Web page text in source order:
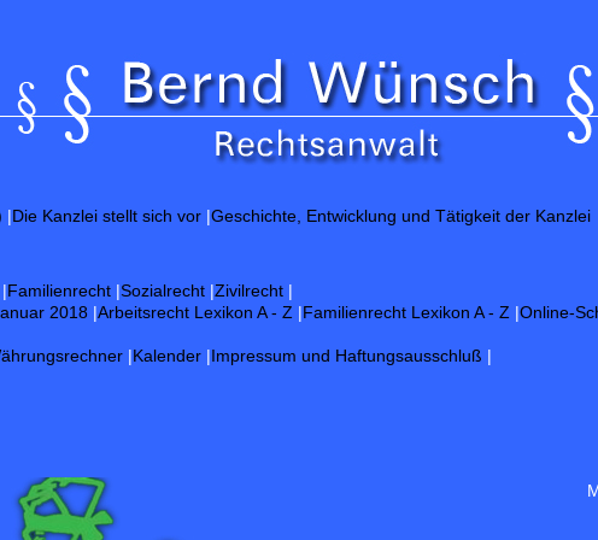
|Die Kanzlei stellt sich vor |Geschichte, Entwicklung und Tätigkeit der Kanzlei
|Familienrecht |Sozialrecht |Zivilrecht |
2018 |Arbeitsrecht Lexikon A - Z |Familienrecht Lexikon A - Z |Online-
|Kalender |Impressum und Haftungsausschluß |